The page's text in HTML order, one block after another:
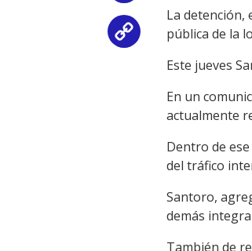
Copy
Link
La detención,
pública de la
Este jueves
En un
actualmente
Dentro de
del tráfico
Santoro,
demás
También de